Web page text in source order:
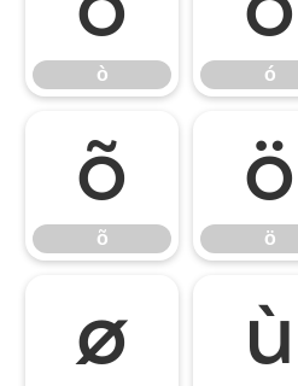
ò ó
õ
õ
ö
ö
ø ù